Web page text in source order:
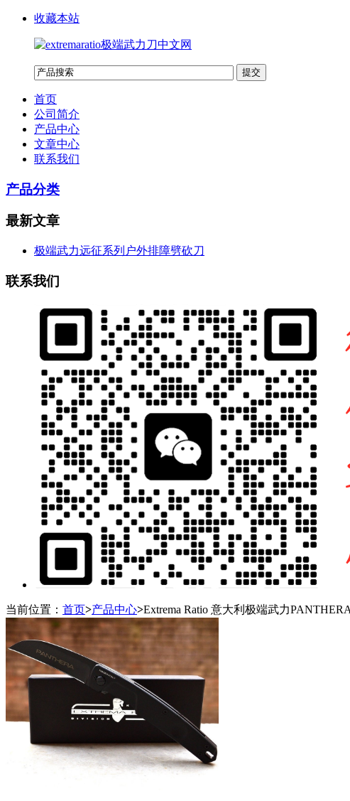
收藏本站
首页
公司简介
产品中心
文章中心
联系我们
产品分类
最新文章
极端武力远征系列户外排障劈砍刀
联系我们
当前位置： 首页>产品中心>Extrema Ratio 意大利极端武力